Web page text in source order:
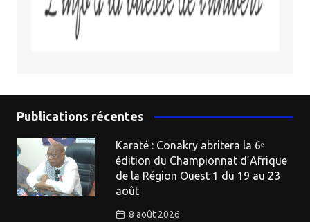
Publications récentes
Karaté : Conakry abritera la 6ᵉ
édition du Championnat d’Afrique
de la Région Ouest 1 du 19 au 23
août
8 août 2026